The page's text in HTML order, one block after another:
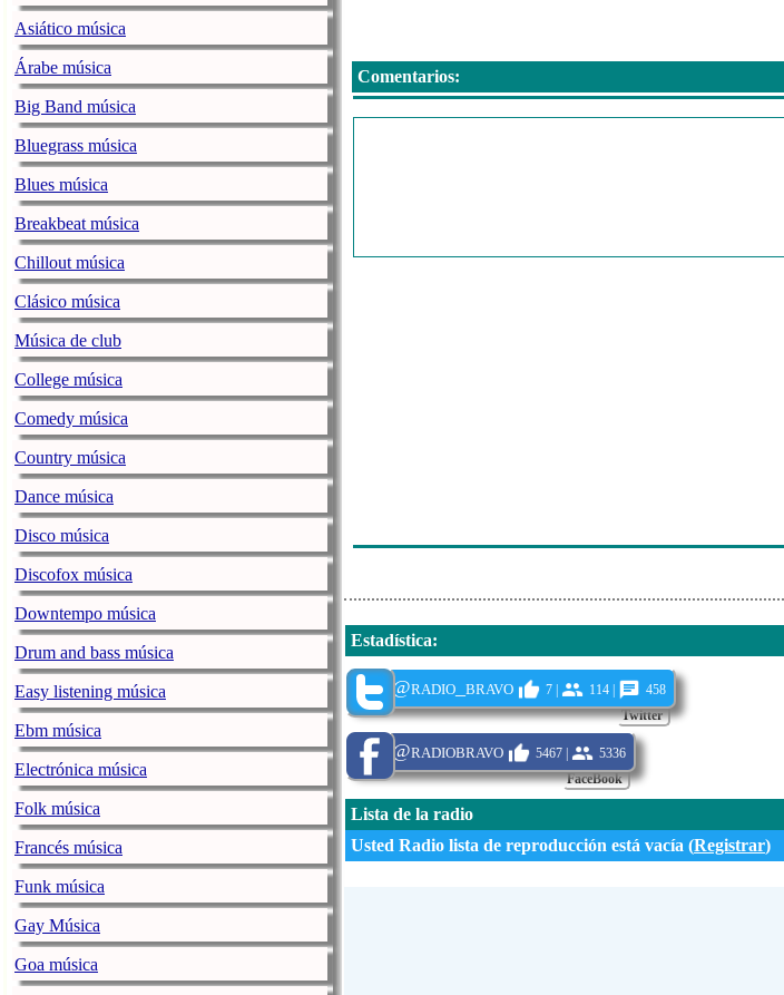
Asiático música
Árabe música
Big Band música
Bluegrass música
Blues música
Breakbeat música
Chillout música
Clásico música
Música de club
College música
Comedy música
Country música
Dance música
Disco música
Discofox música
Downtempo música
Drum and bass música
Easy listening música
Ebm música
Electrónica música
Folk música
Francés música
Funk música
Gay Música
Goa música
Comentarios:
Estadística:
Twitter
@radio_bravo 7 | 114 | 458
FaceBook
@radiobravo 5467 | 5336
Lista de la radio
Usted Radio lista de reproducción está vacía (Registrar)